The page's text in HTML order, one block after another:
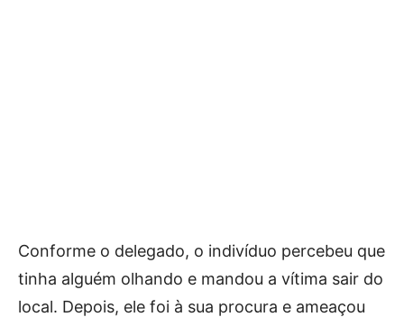
Conforme o delegado, o indivíduo percebeu que
tinha alguém olhando e mandou a vítima sair do
local. Depois, ele foi à sua procura e ameaçou